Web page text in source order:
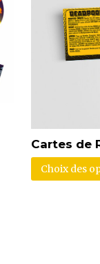
Cartes de
Choix des